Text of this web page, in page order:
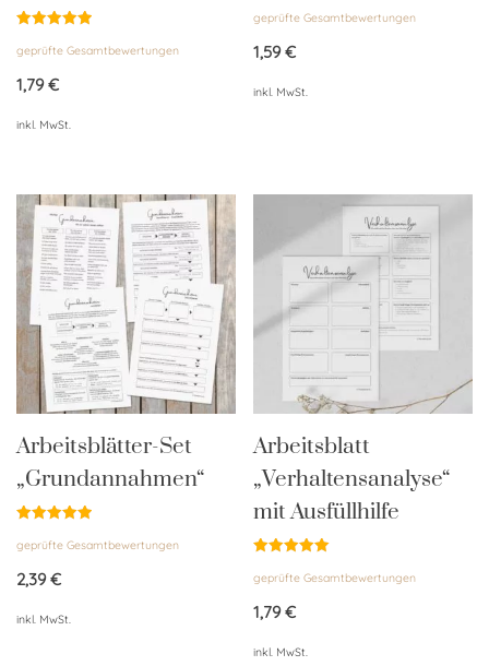
mit
von 5
geprüfte Gesamtbewertungen
1,79€
inkl. MwSt.
mit
von 5
geprüfte Gesamtbewertungen
1,59€
inkl. MwSt.
Arbeitsblätter-Set
„Grundannahmen“
mit
von 5
geprüfte Gesamtbewertungen
2,39€
inkl. MwSt.
Arbeitsblatt
„Verhaltensanalyse“
mit Ausfüllhilfe
mit
von 5
geprüfte Gesamtbewertungen
1,79€
inkl. MwSt.